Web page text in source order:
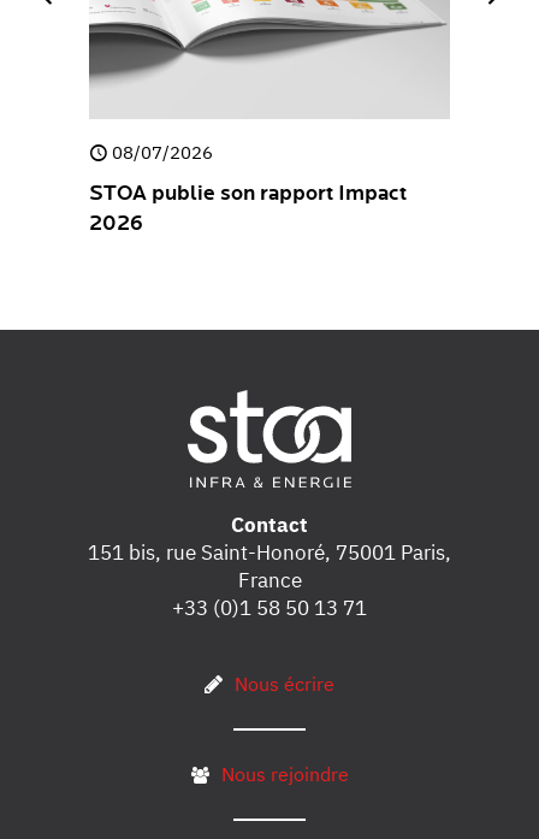
08/07/2026
STOA publie son rapport Impact
2026
Contact
151 bis, rue Saint-Honoré, 75001 Paris,
France
+33 (0)1 58 50 13 71
Nous écrire
Nous rejoindre